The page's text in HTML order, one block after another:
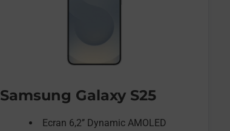
Samsung Galaxy S25
Ecran 6,2’’ Dynamic AMOLED